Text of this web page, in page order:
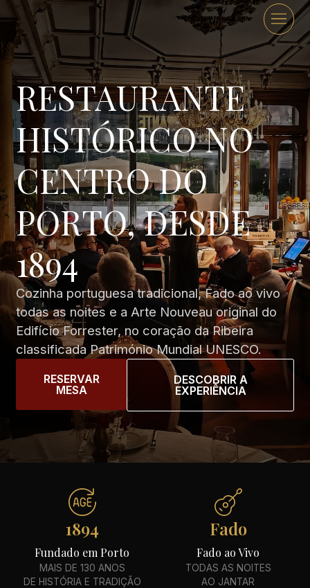
RESTAURANTE
HISTÓRICO NO
CENTRO DO
PORTO, DESDE
1894
Cozinha portuguesa tradicional, Fado ao vivo
todas as noites e a Arte Nouveau original do
Edifício Forrester, no coração da Ribeira
classificada Património Mundial UNESCO.
RESERVAR
MESA
DESCOBRIR A
EXPERIÊNCIA
1894
Fundado em Porto
MAIS DE 130 ANOS
DE HISTÓRIA E TRADIÇÃO
Fado
Fado ao Vivo
TODAS AS NOITES
AO JANTAR